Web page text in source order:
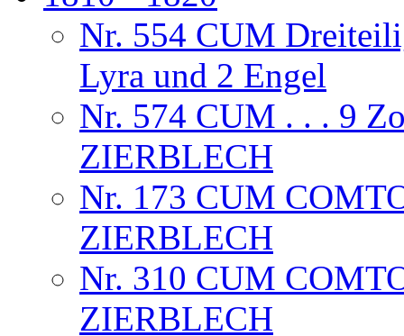
Nr. 554 CUM
Lyra und 2 Engel
Nr. 574 CUM . . . 9
ZIERBLECH
Nr. 173 CUM
ZIERBLECH
Nr. 310 CUM
ZIERBLECH